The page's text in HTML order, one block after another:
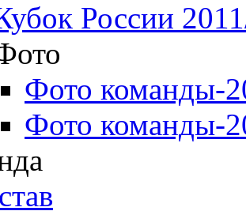
России
Фото команды-
Фото команды-